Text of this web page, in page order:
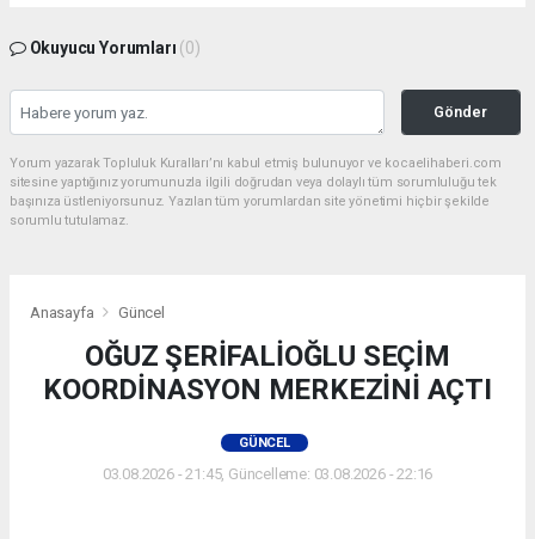
Okuyucu Yorumları (0)
Gönder
Yorum yazarak Topluluk Kuralları’nı kabul etmiş bulunuyor ve kocaelihaberi.com
sitesine yaptığınız yorumunuzla ilgili doğrudan veya dolaylı tüm sorumluluğu tek
başınıza üstleniyorsunuz. Yazılan tüm yorumlardan site yönetimi hiçbir şekilde
sorumlu tutulamaz.
Anasayfa Güncel
OĞUZ ŞERİFALİOĞLU SEÇİM
KOORDİNASYON MERKEZİNİ AÇTI
GÜNCEL
03.08.2026 - 21:45, Güncelleme: 03.08.2026 - 22:16